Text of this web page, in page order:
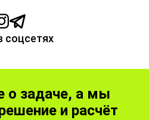
соцсетях
о задаче, а мы
и расчёт